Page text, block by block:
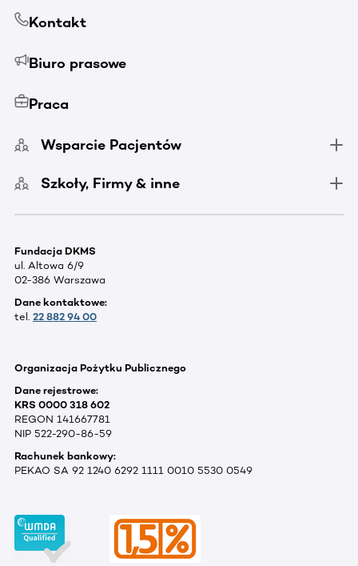
Kontakt
Biuro prasowe
Praca
Wsparcie Pacjentów
Szkoły, Firmy & inne
Fundacja DKMS
ul. Altowa 6/9
02-386 Warszawa
Dane kontaktowe:
tel. 22 882 94 00
Organizacja Pożytku Publicznego
Dane rejestrowe:
KRS 0000 318 602
REGON 141667781
NIP 522-290-86-59
Rachunek bankowy:
PEKAO SA 92 1240 6292 1111 0010 5530 0549